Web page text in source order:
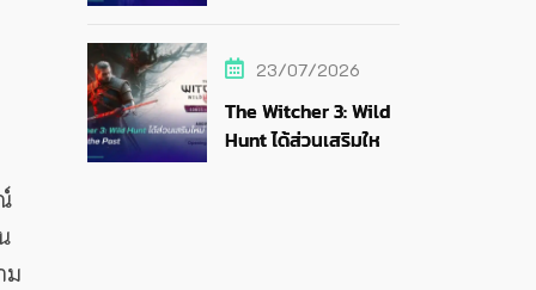
ม
23/07/2026
The Witcher 3: Wild
Hunt ได้ส่วนเสริมใหม่